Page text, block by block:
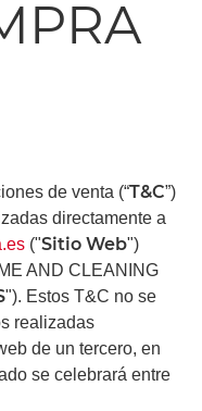
de venta (“T&C”)
directamente a
("Sitio Web")
AND CLEANING
"). Estos T&C no se
realizadas
de un tercero, en
se celebrará entre